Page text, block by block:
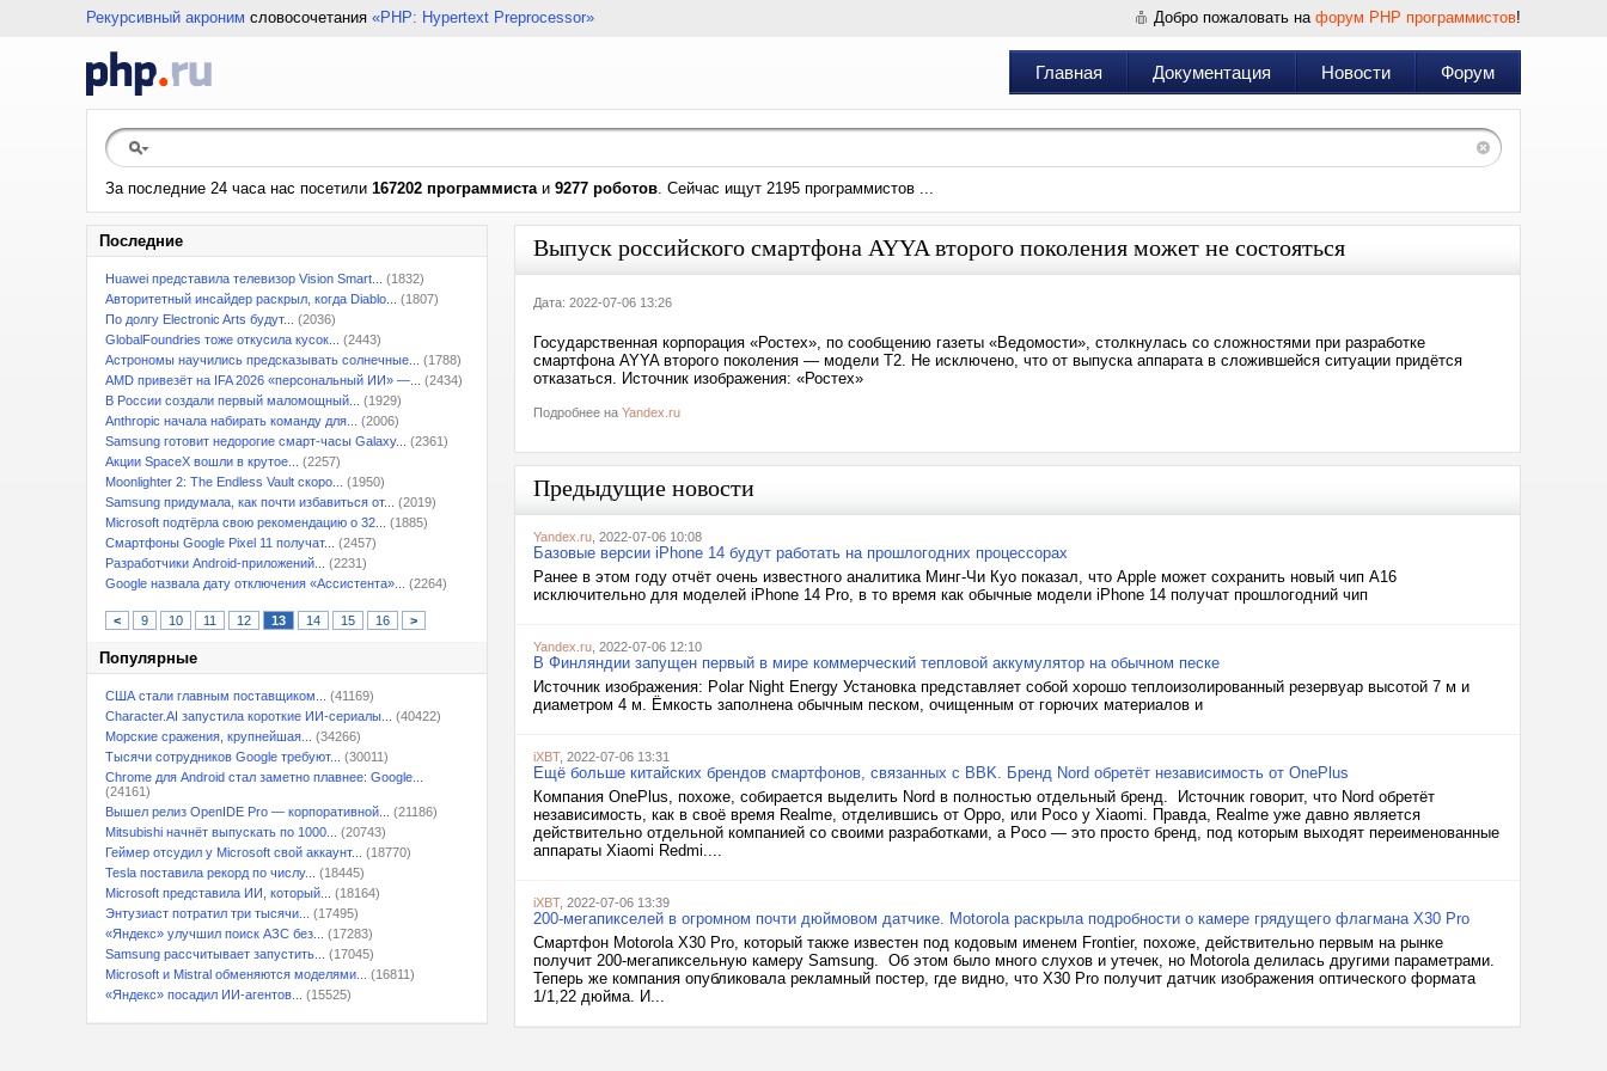
Рекурсивный акроним словосочетания «PHP: Hypertext Preprocessor» Добро пожаловать на форум PHP программистов!
Главная Документация Новости Форум
За последние 24 часа нас посетили 167202 программистаи 9277 роботов. Сейчас ищут 2195 программистов ...
Последние
Huawei представила телевизор Vision Smart...
(1832)
Авторитетный инсайдер раскрыл, когда Diablo...
(1807)
По долгу Electronic Arts будут...
(2036)
GlobalFoundries тоже откусила кусок...
(2443)
Астрономы научились предсказывать солнечные...
(1788)
AMD привезёт на IFA 2026 «персональный ИИ» —...
(2434)
В России создали первый маломощный...
(1929)
Anthropic начала набирать команду для...
(2006)
Samsung готовит недорогие смарт-часы Galaxy...
(2361)
Акции SpaceX вошли в крутое...
(2257)
Moonlighter 2: The Endless Vault скоро...
(1950)
Samsung придумала, как почти избавиться от...
(2019)
Microsoft подтёрла свою рекомендацию о 32...
(1885)
Смартфоны Google Pixel 11 получат...
(2457)
Разработчики Android-приложений...
(2231)
Google назвала дату отключения «Ассистента»...
(2264)
< 9 10 11 12 13 14 15 16 >
Популярные
США стали главным поставщиком...
(41169)
Character.AI запустила короткие ИИ-сериалы...
(40422)
Морские сражения, крупнейшая...
(34266)
Тысячи сотрудников Google требуют...
(30011)
Chrome для Android стал заметно плавнее: Google...
(24161)
Вышел релиз OpenIDE Pro — корпоративной...
(21186)
Mitsubishi начнёт выпускать по 1000...
(20743)
Геймер отсудил у Microsoft свой аккаунт...
(18770)
Tesla поставила рекорд по числу...
(18445)
Microsoft представила ИИ, который...
(18164)
Энтузиаст потратил три тысячи...
(17495)
«Яндекс» улучшил поиск АЗС без...
(17283)
Samsung рассчитывает запустить...
(17045)
Microsoft и Mistral обменяются моделями...
(16811)
«Яндекс» посадил ИИ-агентов...
(15525)
Выпуск российского смартфона AYYA второго поколения может не состояться
Дата: 2022-07-06 13:26
Государственная корпорация «Ростех», по сообщению газеты «Ведомости», столкнулась со сложностями при разработке
смартфона AYYA второго поколения — модели T2. Не исключено, что от выпуска аппарата в сложившейся ситуации придётся
отказаться. Источник изображения: «Ростех»
Подробнее на Yandex.ru
Предыдущие новости
Yandex.ru , 2022-07-06 10:08
Базовые версии iPhone 14 будут работать на прошлогодних процессорах
Ранее в этом году отчёт очень известного аналитика Минг-Чи Куо показал, что Apple может сохранить новый чип A16
исключительно для моделей iPhone 14 Pro, в то время как обычные модели iPhone 14 получат прошлогодний чип
Yandex.ru , 2022-07-06 12:10
В Финляндии запущен первый в мире коммерческий тепловой аккумулятор на обычном песке
Источник изображения: Polar Night Energy Установка представляет собой хорошо теплоизолированный резервуар высотой 7 м и
диаметром 4 м. Ёмкость заполнена обычным песком, очищенным от горючих материалов и
iXBT, 2022-07-06 13:31
Ещё больше китайских брендов смартфонов, связанных с BBK. Бренд Nord обретёт независимость от OnePlus
Компания OnePlus, похоже, собирается выделить Nord в полностью отдельный бренд. Источник говорит, что Nord обретёт
независимость, как в своё время Realme, отделившись от Oppo, или Poco у Xiaomi. Правда, Realme уже давно является
действительно отдельной компанией со своими разработками, а Poco — это просто бренд, под которым выходят переименованные
аппараты Xiaomi Redmi....
iXBT, 2022-07-06 13:39
200-мегапикселей в огромном почти дюймовом датчике. Motorola раскрыла подробности о камере грядущего флагмана X30 Pro
Смартфон Motorola X30 Pro, который также известен под кодовым именем Frontier, похоже, действительно первым на рынке
получит 200-мегапиксельную камеру Samsung. Об этом было много слухов и утечек, но Motorola делилась другими параметрами.
Теперь же компания опубликовала рекламный постер, где видно, что X30 Pro получит датчик изображения оптического формата
1/1,22 дюйма. И...